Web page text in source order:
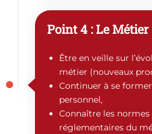
Point 4 : Le Métier
Être en veille sur
métier (nouveaux
Continuer à se
personnel,
Connaître les
réglementaires du